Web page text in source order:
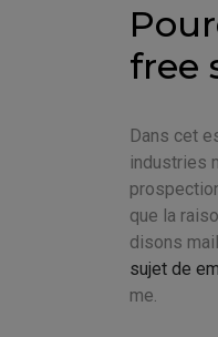
free
Dans cet
industries
que la
disons
sujet de
me.